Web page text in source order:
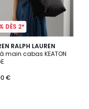
DÈS 2*
RALPH LAUREN
main cabas KEATON
€